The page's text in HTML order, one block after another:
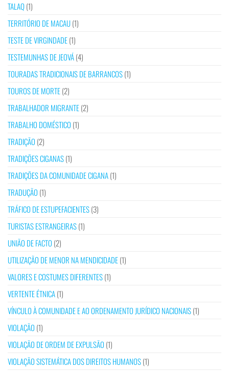
TALAQ(1)
TERRITÓRIO DE MACAU(1)
TESTE DE VIRGINDADE(1)
TESTEMUNHAS DE JEOVÁ(4)
TOURADAS TRADICIONAIS DE BARRANCOS(1)
TOUROS DE MORTE(2)
TRABALHADOR MIGRANTE(2)
TRABALHO DOMÉSTICO (1)
TRADIÇÃO (2)
TRADIÇÕES CIGANAS(1)
TRADIÇÕES DA COMUNIDADE CIGANA(1)
TRADUÇÃO (1)
TRÁFICO DE ESTUPEFACIENTES(3)
TURISTAS ESTRANGEIRAS(1)
UNIÃO DE FACTO (2)
UTILIZAÇÃO DE MENOR NA MENDICIDADE(1)
VALORES E COSTUMES DIFERENTES(1)
VERTENTE ÉTNICA(1)
VÍNCULO À COMUNIDADE E AO ORDENAMENTO JURÍDICO NACIONAIS(1)
VIOLAÇÃO (1)
VIOLAÇÃO DE ORDEM DE EXPULSÃO (1)
VIOLAÇÃO SISTEMÁTICA DOS DIREITOS HUMANOS(1)